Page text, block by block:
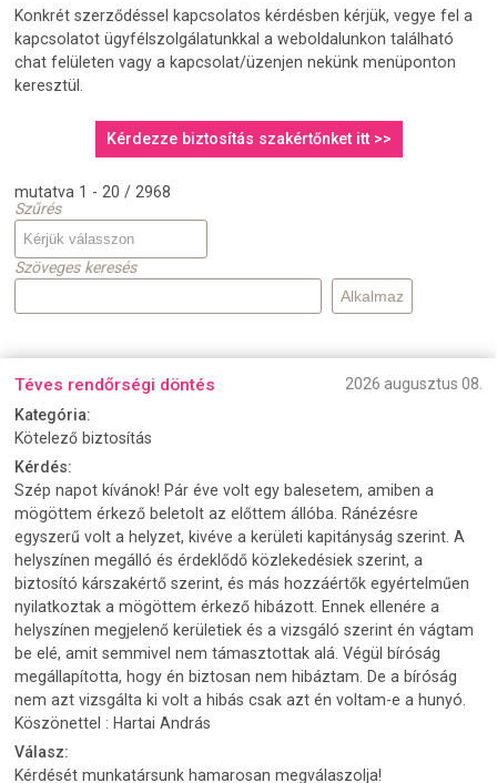
Konkrét szerződéssel kapcsolatos kérdésben kérjük, vegye fel a
kapcsolatot ügyfélszolgálatunkkal a weboldalunkon található
chat felületen vagy a kapcsolat/üzenjen nekünk menüponton
keresztül.
Kérdezze biztosítás szakértőnket itt >>
mutatva 1 - 20 / 2968
Szűrés
Szöveges keresés
Téves rendőrségi döntés
2026 augusztus 08.
Kategória:
Kötelező biztosítás
Kérdés:
Szép napot kívánok! Pár éve volt egy balesetem, amiben a
mögöttem érkező beletolt az előttem állóba. Ránézésre
egyszerű volt a helyzet, kivéve a kerületi kapitányság szerint. A
helyszínen megálló és érdeklődő közlekedésiek szerint, a
biztosító kárszakértő szerint, és más hozzáértők egyértelműen
nyilatkoztak a mögöttem érkező hibázott. Ennek ellenére a
helyszínen megjelenő kerületiek és a vizsgáló szerint én vágtam
be elé, amit semmivel nem támasztottak alá. Végül bíróság
megállapította, hogy én biztosan nem hibáztam. De a bíróság
nem azt vizsgálta ki volt a hibás csak azt én voltam-e a hunyó.
Köszönettel : Hartai András
Válasz:
Kérdését munkatársunk hamarosan megválaszolja!